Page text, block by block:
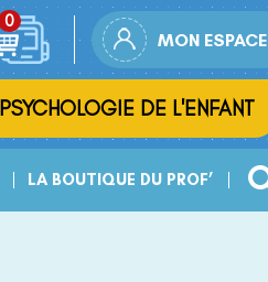
MON ESPACE
PSYCHOLOGIE DE L'ENFANT
LA BOUTIQUE DU PROF’